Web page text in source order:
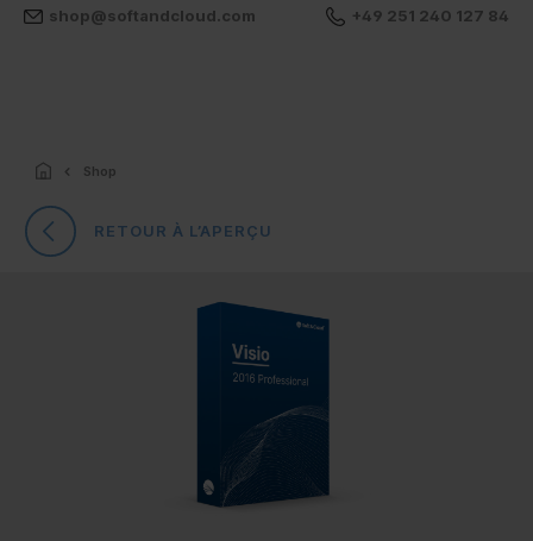
shop@softandcloud.com +49 251 240 127 84
Shop
RETOUR À L’APERÇU